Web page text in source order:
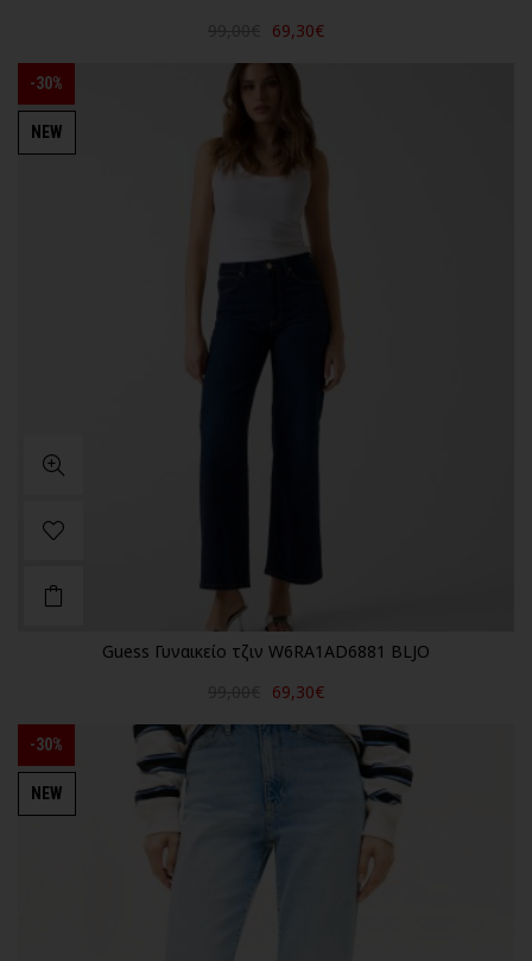
69,30€
-30%
NEW
Guess Γυναικείο τζιν W6RA1AD6881 BLJO
69,30€
-30%
NEW